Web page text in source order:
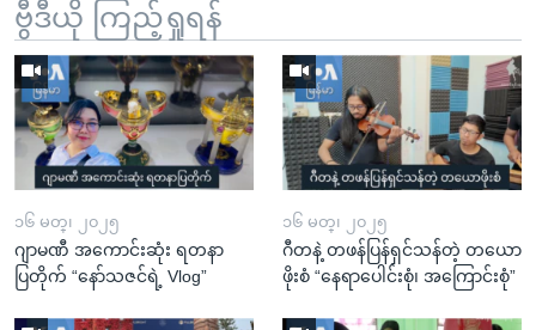
ရန်ဗွီဒီယို ကြည့်ရှုရန်
၁၆ မတ္၊ ၂၀၂၅
ဂျာမဏီ အကောင်းဆုံး ရတနာ
ပြတိုက် “နော်သဇင်ရဲ့ Vlog”
၁၆ မတ္၊ ၂၀၂၅
ဂီတနဲ့ တဖန်ပြန်ရှင်သန်တဲ့ တယော
ဖိုးစံ “နေရာပေါင်းစုံ၊ အကြောင်းစုံ”